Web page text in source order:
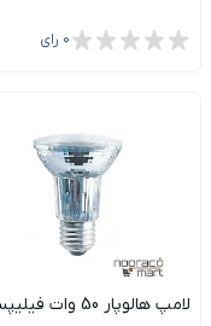
0 رای
لامپ هالوپار 50 وات فیلیپس